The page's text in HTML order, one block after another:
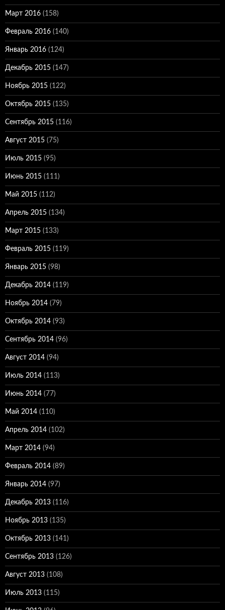
Март 2016 (158)
Февраль 2016 (140)
Январь 2016 (124)
Декабрь 2015 (147)
Ноябрь 2015 (122)
Октябрь 2015 (135)
Сентябрь 2015 (116)
Август 2015 (75)
Июль 2015 (95)
Июнь 2015 (111)
Май 2015 (112)
Апрель 2015 (134)
Март 2015 (133)
Февраль 2015 (119)
Январь 2015 (98)
Декабрь 2014 (119)
Ноябрь 2014 (79)
Октябрь 2014 (93)
Сентябрь 2014 (96)
Август 2014 (94)
Июль 2014 (113)
Июнь 2014 (77)
Май 2014 (110)
Апрель 2014 (102)
Март 2014 (94)
Февраль 2014 (89)
Январь 2014 (97)
Декабрь 2013 (116)
Ноябрь 2013 (135)
Октябрь 2013 (141)
Сентябрь 2013 (126)
Август 2013 (108)
Июль 2013 (115)